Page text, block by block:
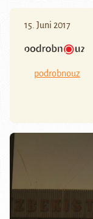
15. Juni 2017
podrobnouz